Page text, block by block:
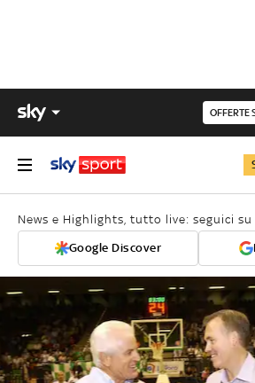
OFFERTE
News e Highlights, tutto live: seguici su
Google Discover